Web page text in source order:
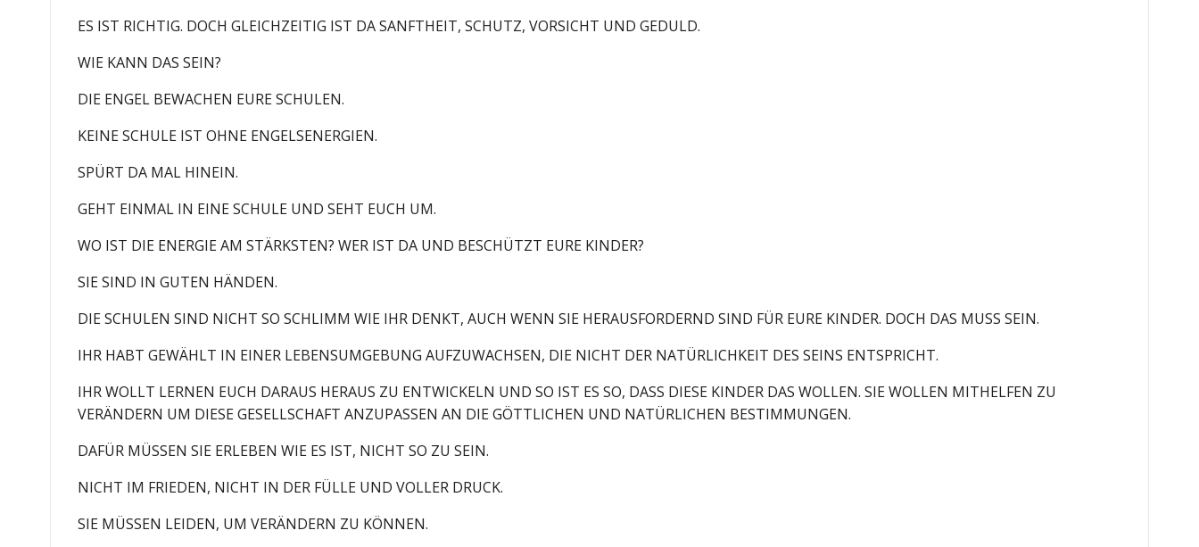
ES IST RICHTIG. DOCH GLEICHZEITIG IST DA SANFTHEIT, SCHUTZ, VORSICHT UND GEDULD.
WIE KANN DAS SEIN?
DIE ENGEL BEWACHEN EURE SCHULEN.
KEINE SCHULE IST OHNE ENGELSENERGIEN.
SPÜRT DA MAL HINEIN.
GEHT EINMAL IN EINE SCHULE UND SEHT EUCH UM.
WO IST DIE ENERGIE AM STÄRKSTEN? WER IST DA UND BESCHÜTZT EURE KINDER?
SIE SIND IN GUTEN HÄNDEN.
DIE SCHULEN SIND NICHT SO SCHLIMM WIE IHR DENKT, AUCH WENN SIE HERAUSFORDERND SIND FÜR EURE KINDER. DOCH DAS MUSS SEIN.
IHR HABT GEWÄHLT IN EINER LEBENSUMGEBUNG AUFZUWACHSEN, DIE NICHT DER NATÜRLICHKEIT DES SEINS ENTSPRICHT.
IHR WOLLT LERNEN EUCH DARAUS HERAUS ZU ENTWICKELN UND SO IST ES SO, DASS DIESE KINDER DAS WOLLEN. SIE WOLLEN MITHELFEN ZU
VERÄNDERN UM DIESE GESELLSCHAFT ANZUPASSEN AN DIE GÖTTLICHEN UND NATÜRLICHEN BESTIMMUNGEN.
DAFÜR MÜSSEN SIE ERLEBEN WIE ES IST, NICHT SO ZU SEIN.
NICHT IM FRIEDEN, NICHT IN DER FÜLLE UND VOLLER DRUCK.
SIE MÜSSEN LEIDEN, UM VERÄNDERN ZU KÖNNEN.